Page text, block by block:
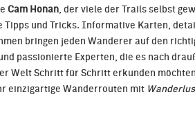
Cam Honan, der viele der Trails selbst
Tipps und Tricks. Informative Karten,
bringen jeden Wanderer auf den
passionierte Experten, die es nach
Welt Schritt für Schritt erkunden
einzigartige Wanderrouten mit